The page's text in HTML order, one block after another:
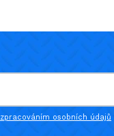
zpracováním osobních údajů